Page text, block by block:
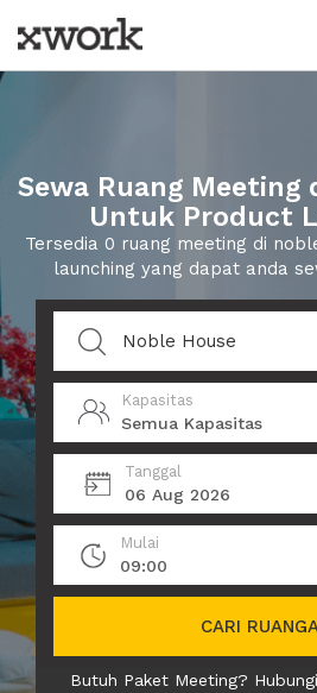
Sewa Ruang Meeting
Untuk Product
Tersedia 0 ruang meeting di
launching yang dapat anda
Kapasitas
Semua Kapasitas
Tanggal
06 Aug 2026
Mulai
09:00
CARI
Butuh Paket Meeting?